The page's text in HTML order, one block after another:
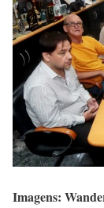
Imagens: